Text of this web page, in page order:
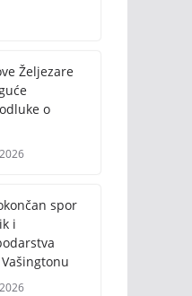
Željezare
o
spor
i